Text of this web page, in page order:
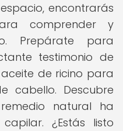
encontrarás
comprender y
Prepárate para
testimonio de
de ricino para
cabello. Descubre
natural ha
¿Estás listo